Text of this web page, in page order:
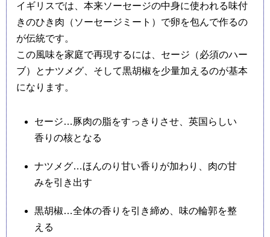
イギリスでは、本来ソーセージの中身に使われる味付
きのひき肉（ソーセージミート）で卵を包んで作るの
が伝統です。
この風味を家庭で再現するには、セージ（必須のハー
ブ）とナツメグ、そして黒胡椒を少量加えるのが基本
になります。
セージ…豚肉の脂をすっきりさせ、英国らしい
香りの核となる
ナツメグ…ほんのり甘い香りが加わり、肉の甘
みを引き出す
黒胡椒…全体の香りを引き締め、味の輪郭を整
える